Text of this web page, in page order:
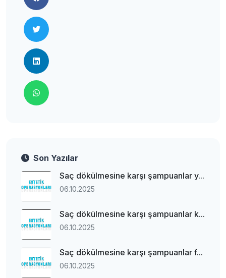
Son Yazılar
Saç dökülmesine karşı şampuanlar y...
06.10.2025
Saç dökülmesine karşı şampuanlar k...
06.10.2025
Saç dökülmesine karşı şampuanlar f...
06.10.2025